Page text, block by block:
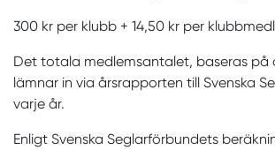
300 kr per klubb + 14,50 kr per
Det totala medlemsantalet, baseras på
lämnar in via årsrapporten till Svenska
varje år.
Enligt Svenska Seglarförbundets